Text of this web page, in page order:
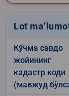
Lot
Кўчма савдо
жойининг
кадастр коди
(мавжуд